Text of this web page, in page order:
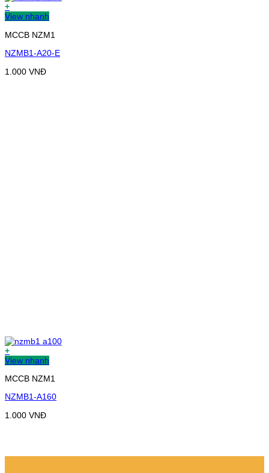
+
View nhanh
MCCB NZM1
NZMB1-A20-E
1.000 VNĐ
+
View nhanh
MCCB NZM1
NZMB1-A160
1.000 VNĐ